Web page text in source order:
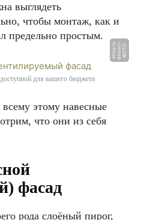
выглядеть
чтобы монтаж, как и
предельно простым.
Ф
О
Т
О:
el
m
o
n
t
-s
t
r
o
y.
r
u
для вашего бюджета
всему этому навесные
что они из себя
фасад
рода слоёный пирог,